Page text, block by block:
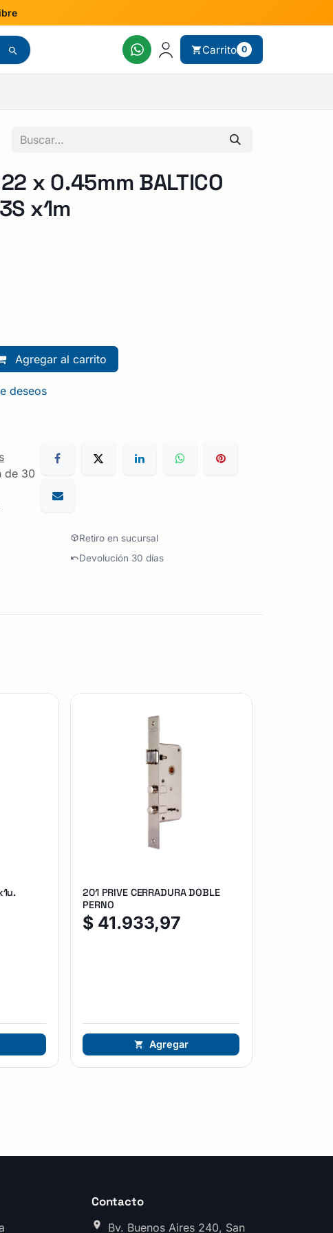
Carrito 0
22 x 0.45mm BALTICO
x1m
Agregar al carrito
deseos
de 30
Retiro en sucursal
Devolución 30 días
201 PRIVE CERRADURA DOBLE
PERNO
$ 41.933,97
Agregar
Contacto
Bv. Buenos Aires 240, San